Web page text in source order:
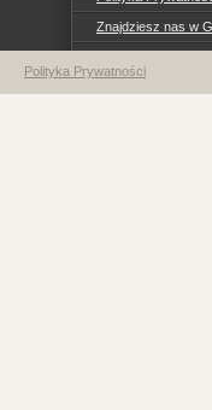
Znajdziesz nas w
Polityka Prywatności